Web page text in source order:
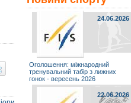
24.06.2026
Оголошення: міжнародний
тренувальний табір з лижних
гонок - вересень 2026
22.06.2026